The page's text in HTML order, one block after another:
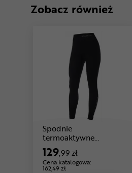
Zobacz również
Spodnie
termoaktywne
damskie BRUBECK
Extreme Thermo
129,99 zł
Cena katalogowa:
162,49 zł